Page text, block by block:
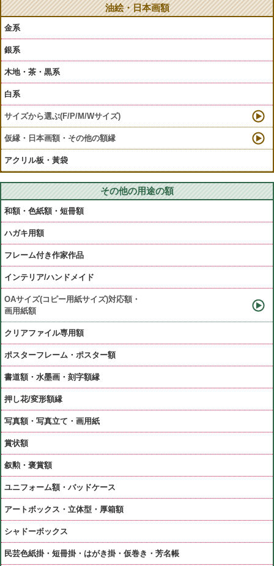
油絵・日本画額
金系
銀系
木地・茶・黒系
白系
サイズから選ぶ(F/P/M/Wサイズ)
仮縁・日本画額・その他の額縁
アクリル板・黃袋
その他の用途の額
和額・色紙額・短冊額
ハガキ用額
フレーム付き作家作品
インテリア/ハンドメイド
OAサイズ(コピー用紙サイズ)対応額・
画用紙額
クリアファイル専用額
ポスターフレーム・ポスター額
書道額・水墨画・刻字額縁
押し花/変形額縁
写真額・写真立て・画用紙
賞状額
叙勲・褒賞額
ユニフォーム額・バッドケース
アートボックス・立体型・厚箱額
シャドーボックス
民芸色紙掛・短冊掛・はがき掛・仮巻き・芳名帳